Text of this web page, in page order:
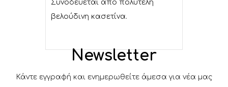
Συνοδεύεται από πολυτελή
βελούδινη κασετίνα.
Newsletter
Κάντε εγγραφή και ενημερωθείτε άμεσα για νέα μας